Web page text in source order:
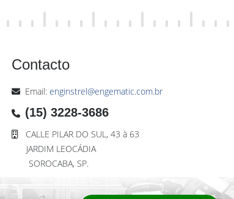
Contacto
Email: enginstrel@engematic.com.br
(15) 3228-3686
CALLE PILAR DO SUL, 43 à 63
JARDIM LEOCÁDIA
SOROCABA, SP.